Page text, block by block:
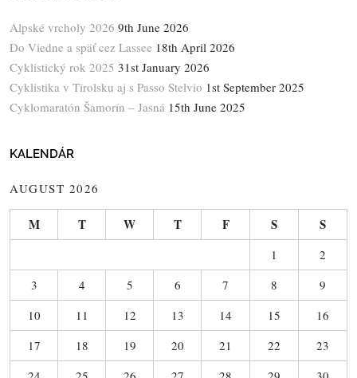
Alpské vrcholy 2026 9th June 2026
Do Viedne a späť cez Lassee 18th April 2026
Cyklistický rok 2025 31st January 2026
Cyklistika v Tirolsku aj s Passo Stelvio 1st September 2025
Cyklomaratón Šamorín – Jasná 15th June 2025
KALENDÁR
AUGUST 2026
M T W T F S S
1
2
3
4 5 6 7 8
9
10
11 12 13 14 15
16
17
18 19 20 21 22
23